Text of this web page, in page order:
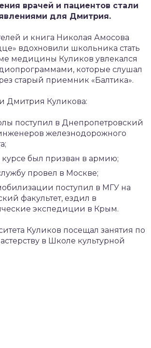
врачей и пациентов стали
для Дмитрия.
и книга Николая Амосова
вдохновили школьника стать
медицины Куликов увлекался
которые слушал
старый приемник «Балтика».
Дмитрия Куликова:
поступил в Днепропетровский
железнодорожного
курсе был призван в армию;
провел в Москве;
поступил в МГУ на
факультет, ездил в
экспедиции в Крым.
Куликов посещал занятия по
в Школе культурной